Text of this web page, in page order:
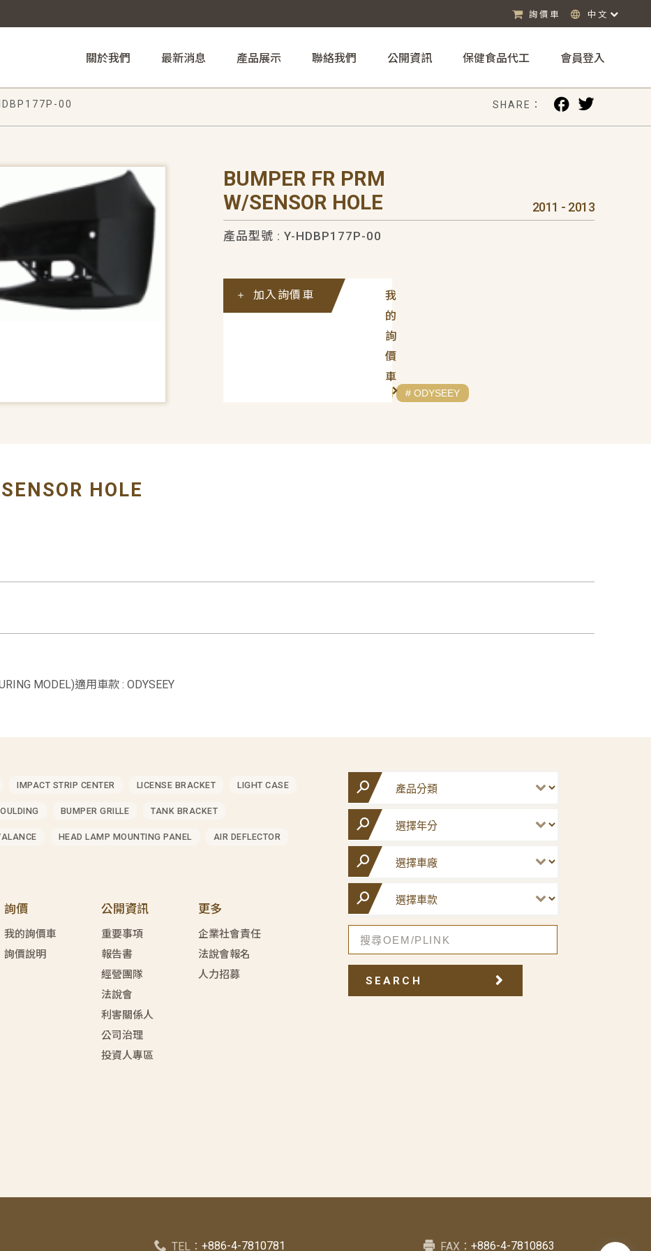
詢價車 中文
關於我們 最新消息 產品展示 聯絡我們 公開資訊 保健食品代工 會員登入
00 SHARE：
BUMPER FR PRM
W/SENSOR HOLE
2011 - 2013
產品型號 : Y-HDBP177P-00
我
的
詢
價
車
加入詢價車
# ODYSEEY
HOLE
MODEL)適用車款 : ODYSEEY
IMPACT STRIP CENTER LICENSE BRACKET LIGHT CASE
BUMPER GRILLE TANK BRACKET
HEAD LAMP MOUNTING PANEL AIR DEFLECTOR
詢價
我的詢價車
詢價說明
公開資訊
重要事項
報告書
經營團隊
法說會
利害關係人
公司治理
投資人專區
更多
企業社會責任
法說會報名
人力招募
SEARCH
TEL： +886-4-7810781 FAX：+886-4-7810863